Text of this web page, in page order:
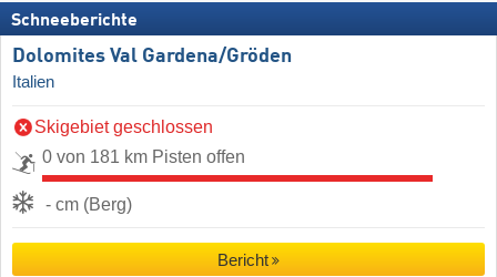
Schneeberichte
Dolomites Val Gardena/​Gröden
Italien
Skigebiet geschlossen
0 von 181 km Pisten offen
- cm (Berg)
Bericht